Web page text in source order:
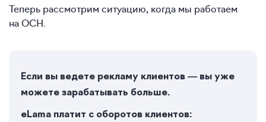
Теперь рассмотрим ситуацию, когда мы работаем
на ОСН.
Если вы ведете рекламу клиентов — вы уже
можете зарабатывать больше.
eLama платит с оборотов клиентов: